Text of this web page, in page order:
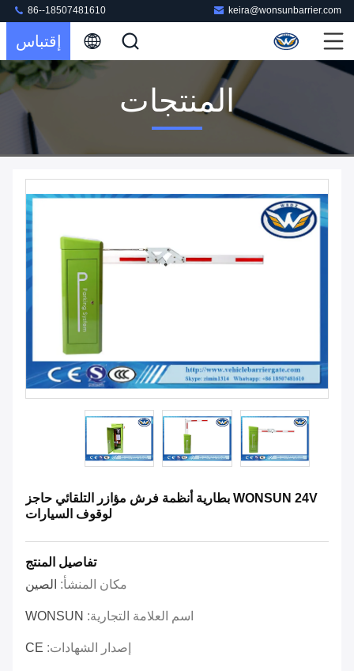
keira@wonsunbarrier.com
86--18507481610
إقتباس
المنتجات
WONSUN 24V بطارية أنظمة فرش مؤازر التلقائي حاجز
لوقوف السيارات
تفاصيل المنتج
مكان المنشأ: الصين
اسم العلامة التجارية: WONSUN
إصدار الشهادات: CE